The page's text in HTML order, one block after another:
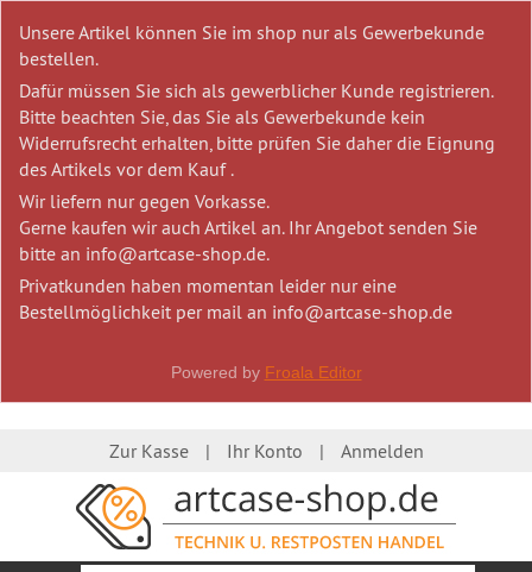
Unsere Artikel können Sie im shop nur als Gewerbekunde
bestellen.
Dafür müssen Sie sich als gewerblicher Kunde registrieren.
Bitte beachten Sie, das Sie als Gewerbekunde kein
Widerrufsrecht erhalten, bitte prüfen Sie daher die Eignung
des Artikels vor dem Kauf .
Wir liefern nur gegen Vorkasse.
Gerne kaufen wir auch Artikel an. Ihr Angebot senden Sie
bitte an info@artcase-shop.de.
Privatkunden haben momentan leider nur eine
Bestellmöglichkeit per mail an info@artcase-shop.de
Powered by Froala Editor
Zur Kasse Ihr Konto Anmelden